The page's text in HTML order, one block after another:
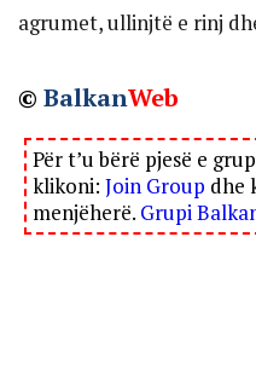
agrumet, ullinjtë e rinj
© BalkanWeb
Për t’u bërë pjesë e
klikoni: Join Group dhe
menjëherë. Grupi